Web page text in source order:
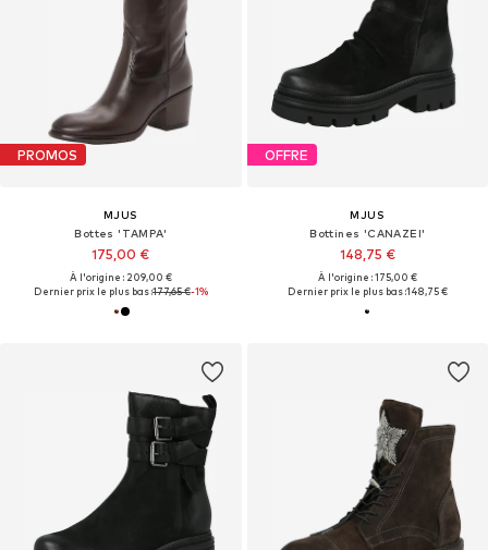
PROMOS
MJUS
Bottes 'TAMPA'
175,00 €
À l'origine : 209,00 €
Dernier prix le plus bas :177,65 €-1%
OFFRE
MJUS
Bottines 'CANAZEI'
148,75 €
À l'origine : 175,00 €
Dernier prix le plus bas :148,75 €